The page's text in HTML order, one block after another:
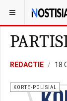
YOU ARE HERE:
REDACTIE 18
KORTE-POLISIAL